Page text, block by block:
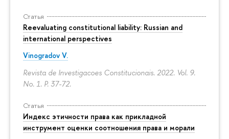
Статья
Reevaluating constitutional liability: Russian and
international perspectives
Vinogradov V.
Revista de Investigacoes Constitucionais. 2022. Vol. 9.
No. 1. P. 37-72.
Статья
Индекс этичности права как прикладной
инструмент оценки соотношения права и морали